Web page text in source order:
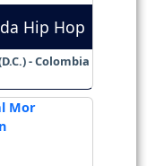
Hip Hop
- Colombia